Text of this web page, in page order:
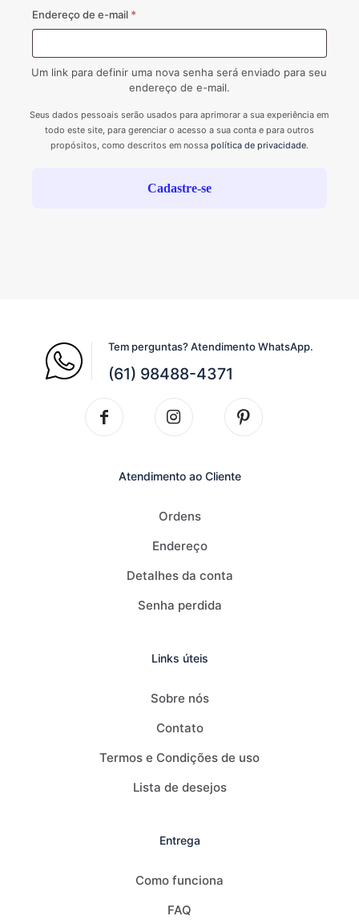
Endereço de e-mail *Obrigatório
Um link para definir uma nova senha será enviado para seu
endereço de e-mail.
Seus dados pessoais serão usados para aprimorar a sua experiência em
todo este site, para gerenciar o acesso a sua conta e para outros
propósitos, como descritos em nossa política de privacidade.
Cadastre-se
Tem perguntas? Atendimento WhatsApp.
(61) 98488-4371
Atendimento ao Cliente
Ordens
Endereço
Detalhes da conta
Senha perdida
Links úteis
Sobre nós
Contato
Termos e Condições de uso
Lista de desejos
Entrega
Como funciona
FAQ